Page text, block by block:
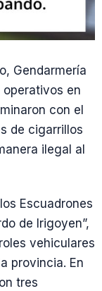
Gendarmería
en
con el
de cigarrillos
ilegal al
Escuadrones
de Irigoyen”,
vehiculares
provincia. En
tres